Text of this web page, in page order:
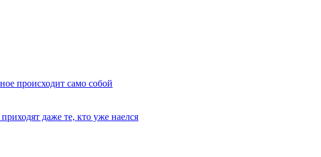
происходит само собой
даже те, кто уже наелся